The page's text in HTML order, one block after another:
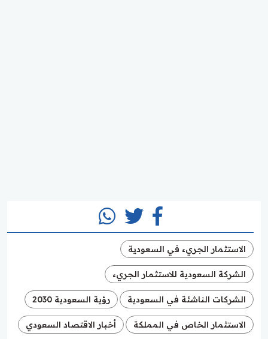
الاستثمار الجريء في السعودية
الشركة السعودية للاستثمار الجريء
الشركات الناشئة في السعودية رؤية السعودية 2030
الاستثمار الخاص في المملكة أخبار الاقتصاد السعودي